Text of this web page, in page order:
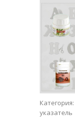
Категория:
указатель